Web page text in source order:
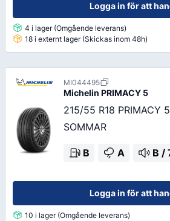
Logga in för att
4 i lager (Omgående leverans)
18 i externt lager (Skickas inom 48h)
MI044495
Michelin PRIMACY 5
215/55 R18 PRIMACY
SOMMAR
B A B /
Logga in för att
10 i lager (Omgående leverans)